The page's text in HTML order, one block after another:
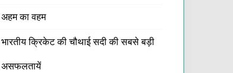
अहम का वहम
भारतीय क्रिकेट की चौथाई सदी की सबसे बड़ी
असफलतायें